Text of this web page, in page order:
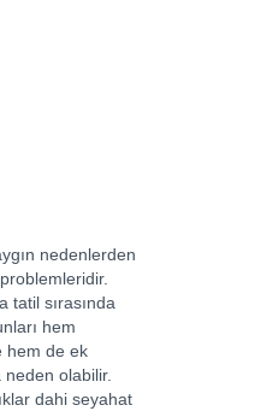
nedenlerden
tatil sırasında
hem
hem de ek
neden olabilir.
dahi seyahat